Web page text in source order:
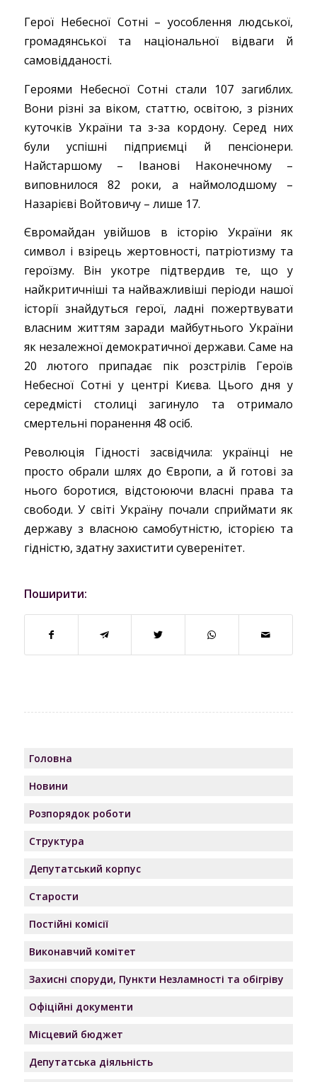
Герої Небесної Сотні – уособлення людської,
громадянської та національної відваги й
самовідданості.
Героями Небесної Сотні стали 107 загиблих.
Вони різні за віком, статтю, освітою, з різних
куточків України та з-за кордону. Серед них
були успішні підприємці й пенсіонери.
Найстаршому – Іванові Наконечному –
виповнилося 82 роки, а наймолодшому –
Назарієві Войтовичу – лише 17.
Євромайдан увійшов в історію України як
символ і взірець жертовності, патріотизму та
героїзму. Він укотре підтвердив те, що у
найкритичніші та найважливіші періоди нашої
історії знайдуться герої, ладні пожертвувати
власним життям заради майбутнього України
як незалежної демократичної держави. Саме на
20 лютого припадає пік розстрілів Героїв
Небесної Сотні у центрі Києва. Цього дня у
середмісті столиці загинуло та отримало
смертельні поранення 48 осіб.
Революція Гідності засвідчила: українці не
просто обрали шлях до Європи, а й готові за
нього боротися, відстоюючи власні права та
свободи. У світі Україну почали сприймати як
державу з власною самобутністю, історією та
гідністю, здатну захистити суверенітет.
Поширити:
Головна
Новини
Розпорядок роботи
Структура
Депутатський корпус
Старости
Постійні комісії
Виконавчий комітет
Захисні споруди, Пункти Незламності та обігріву
Офіційні документи
Місцевий бюджет
Депутатська діяльність